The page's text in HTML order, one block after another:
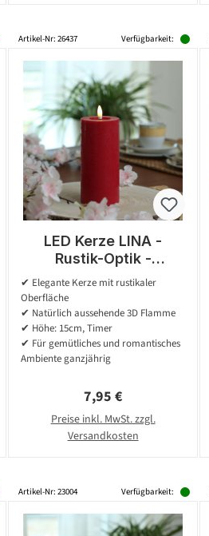
Artikel-Nr: 26437 Verfügbarkeit:
LED Kerze LINA -
Rustik-Optik -
Echtwachs - 3D
Flamme - H: 15cm - D:
7cm - Batterie - Timer
- rot
✔ Elegante Kerze mit rustikaler
Oberfläche
✔ Natürlich aussehende 3D Flamme
✔ Höhe: 15cm, Timer
✔ Für gemütliches und romantisches
Ambiente ganzjährig
Regulärer Preis:
7,95 €
Preise inkl. MwSt. zzgl.
Versandkosten
Artikel-Nr: 23004 Verfügbarkeit: